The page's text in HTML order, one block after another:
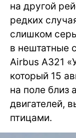
на другой
редких
слишком
в нештатные
Airbus A321
который 15
на поле близ
двигателей,
птицами.